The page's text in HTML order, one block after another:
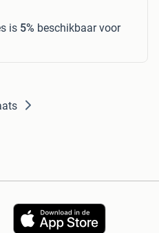
is 5% beschikbaar voor